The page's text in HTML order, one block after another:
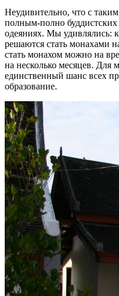
Неудивительно, что с
полным-полно
одеяниях. Мы удивлялись:
решаются стать монахами
стать монахом можно на
на несколько месяцев. Для
единственный шанс всех
образование.